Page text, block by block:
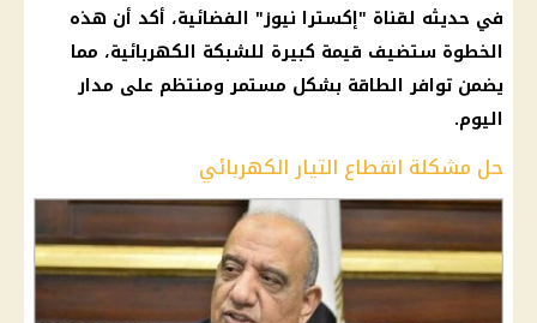
في حديثه لقناة "إكسترا نيوز" الفضائية، أكد أن هذه
الخطوة ستضيف قيمة كبيرة للشبكة الكهربائية، مما
يضمن توافر الطاقة بشكل مستمر ومنتظم على مدار
اليوم.
حل مشكلة انقطاع التيار الكهربائي